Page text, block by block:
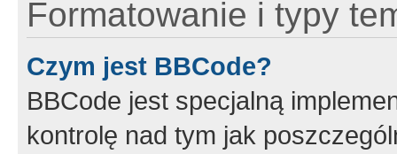
Formatowanie i typy
Czym jest BBCode?
BBCode jest specjalną
kontrolę nad tym jak